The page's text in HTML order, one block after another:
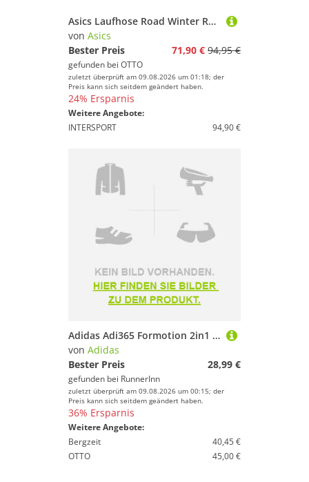
Asics Laufhose Road Winter Run
von Asics
Bester Preis
71,90 € 94,95 €
gefunden bei OTTO
zuletzt überprüft am 09.08.2026 um 01:18; der
Preis kann sich seitdem geändert haben.
24% Ersparnis
Weitere Angebote:
INTERSPORT
94,90 €
Adidas Adi365 Formotion 2in1 Shorts Schwarz L Mann
von Adidas
Bester Preis
28,99 €
gefunden bei RunnerInn
zuletzt überprüft am 09.08.2026 um 00:15; der
Preis kann sich seitdem geändert haben.
36% Ersparnis
Weitere Angebote:
Bergzeit
40,45 €
OTTO
45,00 €